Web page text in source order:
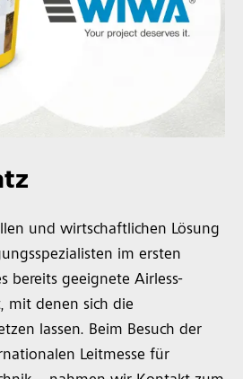
und wirtschaftlichen Lösung
im ersten
bereits geeignete Airless-
mit denen sich die
lassen. Beim Besuch der
Leitmesse für